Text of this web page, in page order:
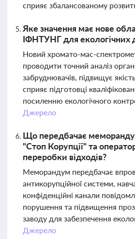
сприяє збалансованому
Яке значення має нове
ІФНТУНГ для екологічних
Новий хромато-мас-
проводити точний аналіз
забруднювачів, підвищує
сприяє підготовці
посиленню екологічного
Джерело
Що передбачає
"Стоп Корупції" та
переробки відходів?
Меморандум передбачає
антикорупційної системи,
конфіденційні канали
порушення та підвищення
заводу для забезпечення
Джерело